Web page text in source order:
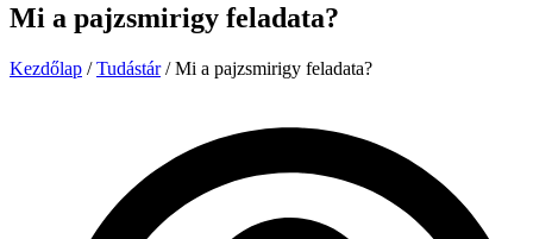
Mi a pajzsmirigy feladata?
Kezdőlap /Tudástár/ Mi a pajzsmirigy feladata?